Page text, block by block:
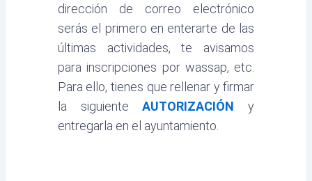
dirección de correo electrónico
serás el primero en enterarte de las
últimas actividades, te avisamos
para inscripciones por wassap, etc.
Para ello, tienes que rellenar y firmar
la siguienteAUTORIZACIÓN y
entregarla en el ayuntamiento.